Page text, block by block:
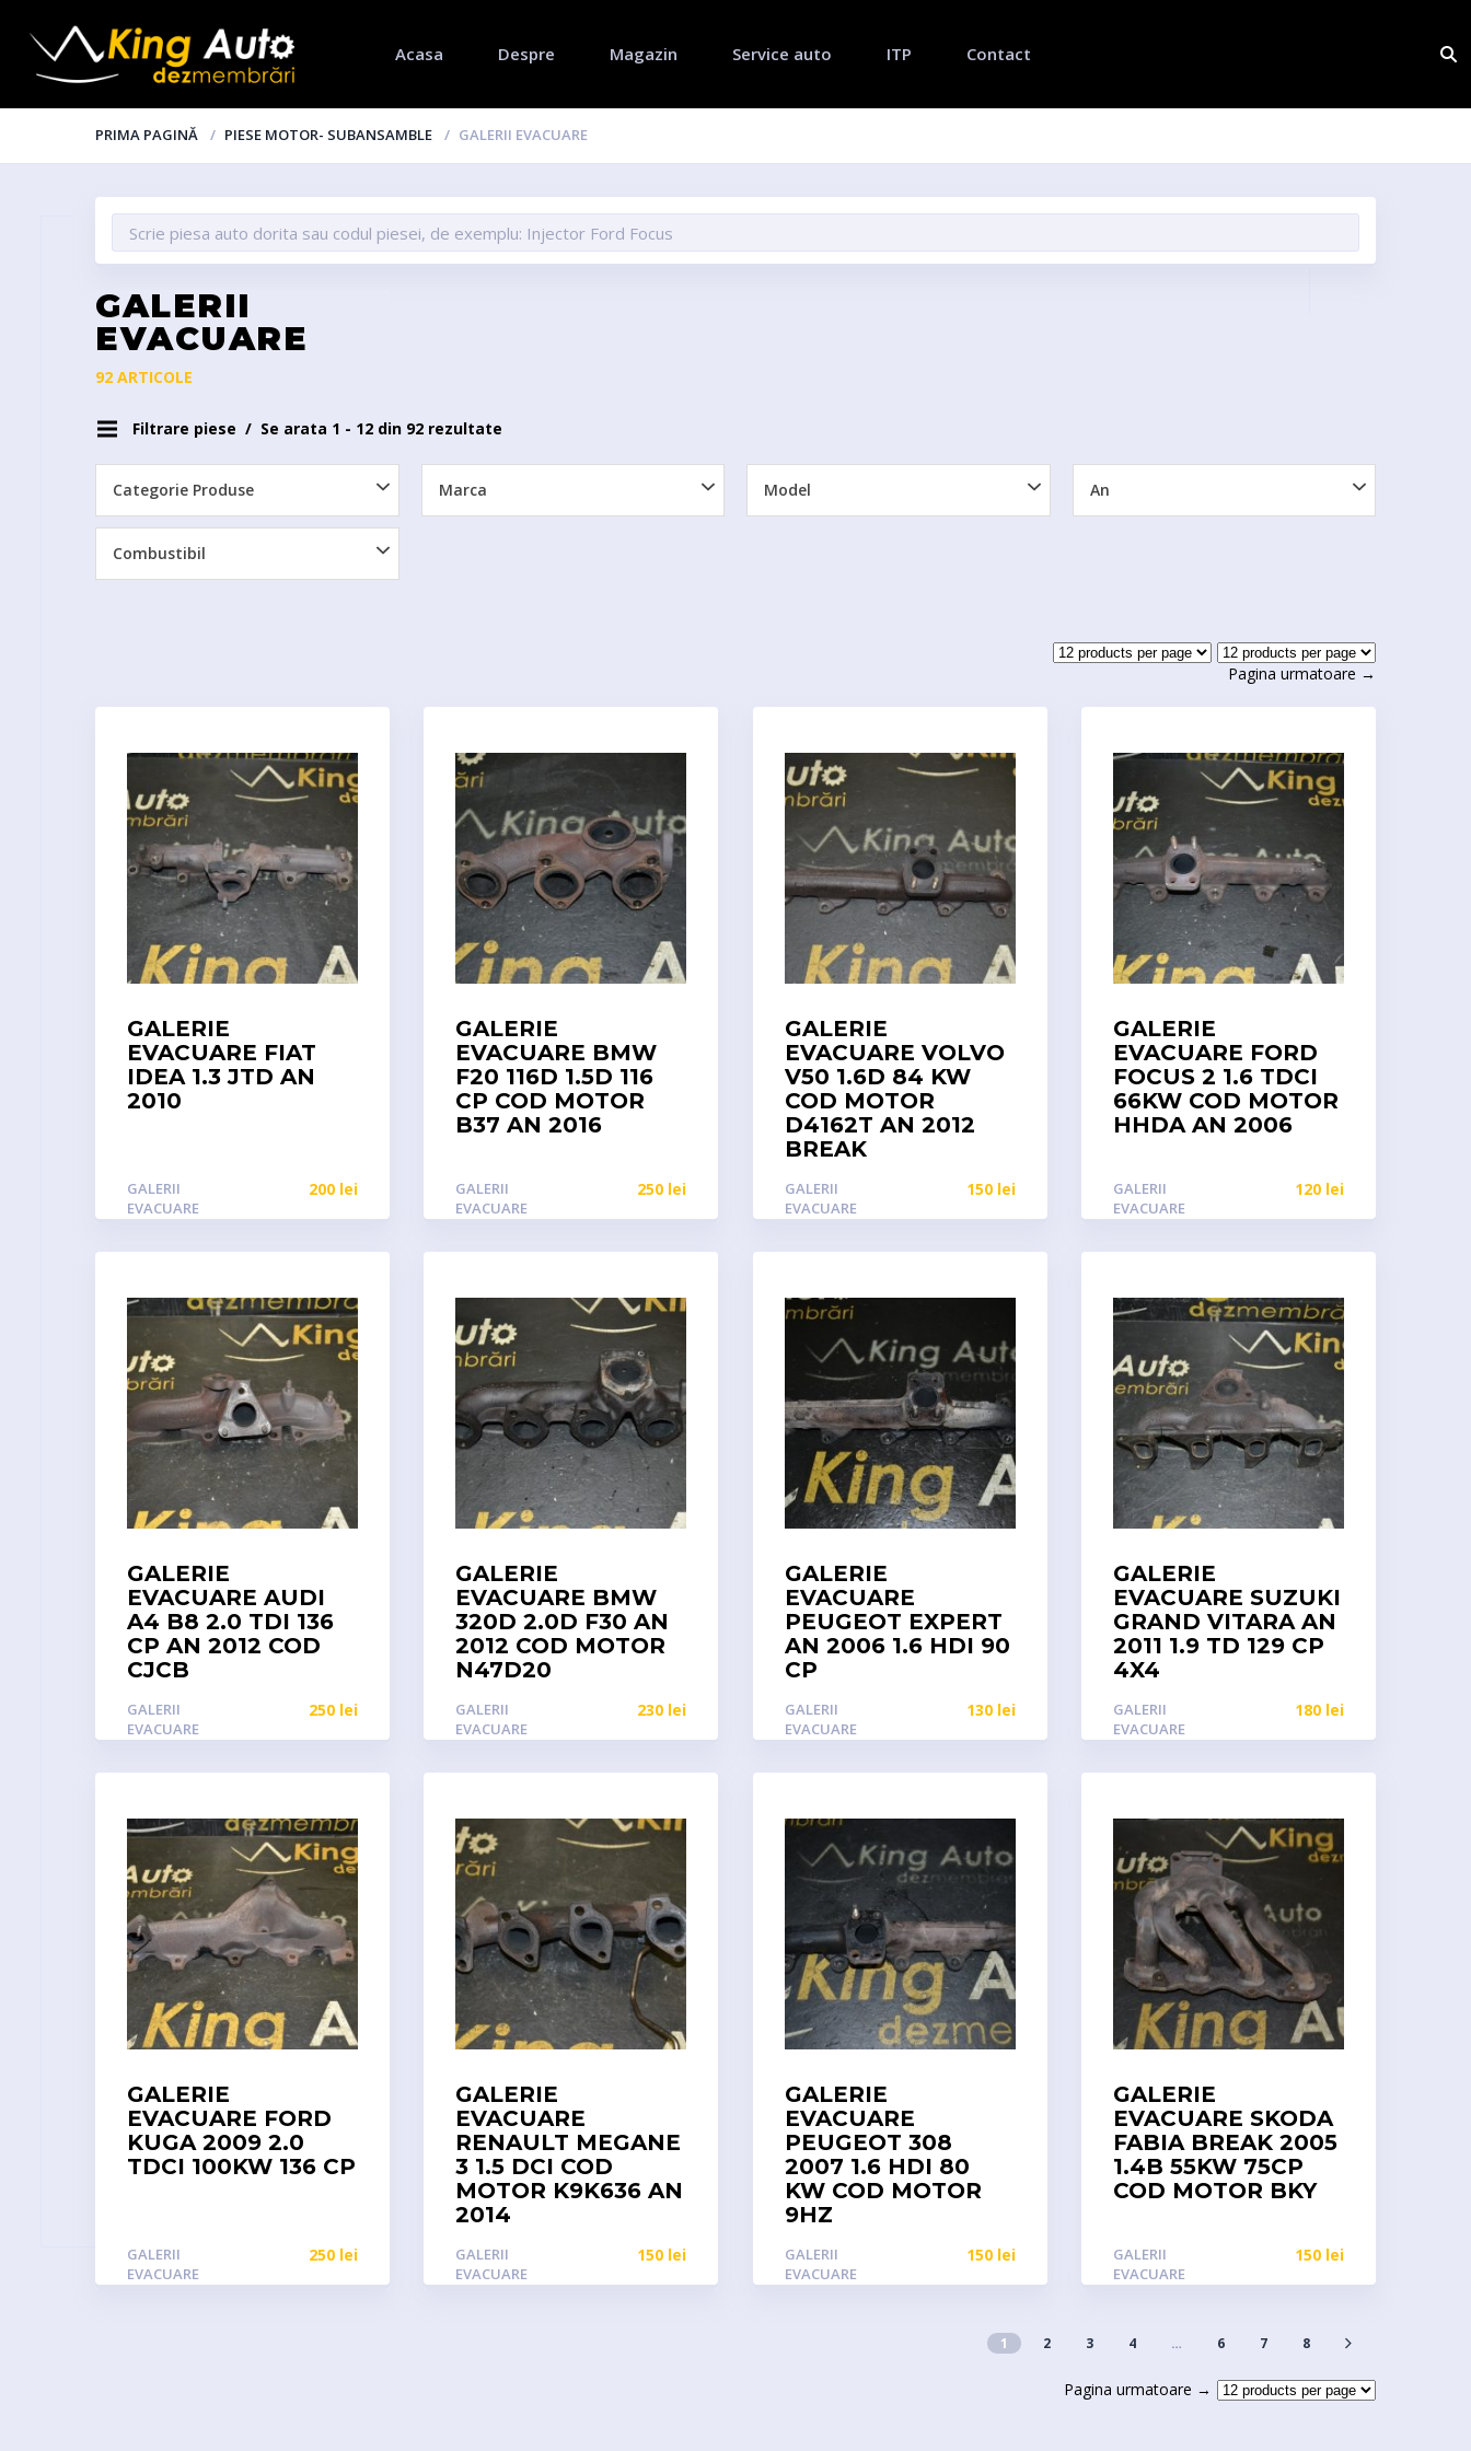
Acasa Despre Magazin Service auto ITP Contact
PRIMA PAGINĂ PIESE MOTOR- SUBANSAMBLE GALERII EVACUARE
GALERII
EVACUARE
92 ARTICOLE
Filtrare piese Se arata 1 - 12 din 92 rezultate
Categorie Produse Marca Model An
Combustibil
Pagina urmatoare →
GALERIE
EVACUARE FIAT
IDEA 1.3 JTD AN
2010
GALERII
EVACUARE
200 lei
GALERIE
EVACUARE BMW
F20 116D 1.5D 116
CP COD MOTOR
B37 AN 2016
GALERII
EVACUARE
250 lei
GALERIE
EVACUARE VOLVO
V50 1.6D 84 KW
COD MOTOR
D4162T AN 2012
BREAK
GALERII
EVACUARE
150 lei
GALERIE
EVACUARE FORD
FOCUS 2 1.6 TDCI
66KW COD MOTOR
HHDA AN 2006
GALERII
EVACUARE
120 lei
GALERIE
EVACUARE AUDI
A4 B8 2.0 TDI 136
CP AN 2012 COD
CJCB
GALERII
EVACUARE
250 lei
GALERIE
EVACUARE BMW
320D 2.0D F30 AN
2012 COD MOTOR
N47D20
GALERII
EVACUARE
230 lei
GALERIE
EVACUARE
PEUGEOT EXPERT
AN 2006 1.6 HDI 90
CP
GALERII
EVACUARE
130 lei
GALERIE
EVACUARE SUZUKI
GRAND VITARA AN
2011 1.9 TD 129 CP
4X4
GALERII
EVACUARE
180 lei
GALERIE
EVACUARE FORD
KUGA 2009 2.0
TDCI 100KW 136 CP
GALERII
EVACUARE
250 lei
GALERIE
EVACUARE
RENAULT MEGANE
3 1.5 DCI COD
MOTOR K9K636 AN
2014
GALERII
EVACUARE
150 lei
GALERIE
EVACUARE
PEUGEOT 308
2007 1.6 HDI 80
KW COD MOTOR
9HZ
GALERII
EVACUARE
150 lei
GALERIE
EVACUARE SKODA
FABIA BREAK 2005
1.4B 55KW 75CP
COD MOTOR BKY
GALERII
EVACUARE
150 lei
1 2 3 4 … 6 7 8
Pagina urmatoare →